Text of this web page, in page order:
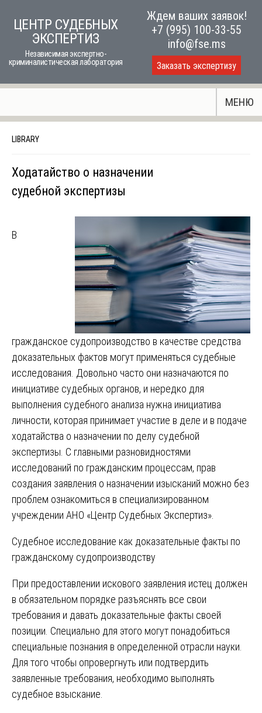
ЦЕНТР СУДЕБНЫХ
ЭКСПЕРТИЗ
Независимая экспертно-
криминалистическая лаборатория
Ждем ваших заявок!
+7 (995) 100-33-55
info@fse.ms
Заказать экспертизу
МЕНЮ
LIBRARY
Ходатайство о назначении
судебной экспертизы
В
гражданское судопроизводство в качестве средства
доказательных фактов могут применяться судебные
исследования. Довольно часто они назначаются по
инициативе судебных органов, и нередко для
выполнения судебного анализа нужна инициатива
личности, которая принимает участие в деле и в подаче
ходатайства о назначении по делу судебной
экспертизы. С главными разновидностями
исследований по гражданским процессам, прав
создания заявления о назначении изысканий можно без
проблем ознакомиться в специализированном
учреждении АНО «Центр Судебных Экспертиз».
Судебное исследование как доказательные факты по
гражданскому судопроизводству
При предоставлении искового заявления истец должен
в обязательном порядке разъяснять все свои
требования и давать доказательные факты своей
позиции. Специально для этого могут понадобиться
специальные познания в определенной отрасли науки.
Для того чтобы опровергнуть или подтвердить
заявленные требования, необходимо выполнять
судебное взыскание.